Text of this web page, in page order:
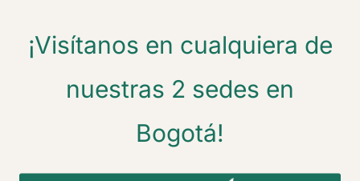
¡Visítanos en cualquiera de
nuestras 2 sedes en
Bogotá!